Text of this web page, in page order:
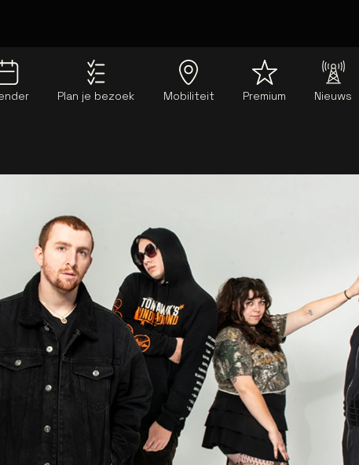
Plan je bezoek Mobiliteit Premium Nieuws